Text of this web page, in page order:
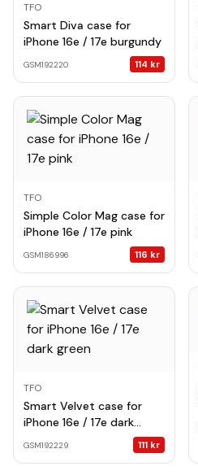
TFO
Smart Diva case for
iPhone 16e / 17e burgundy
GSM192220 114 kr
TFO
Simple Color Mag case for
iPhone 16e / 17e pink
GSM186996 116 kr
TFO
Smart Velvet case for
iPhone 16e / 17e dark
GSM192229 111 kr